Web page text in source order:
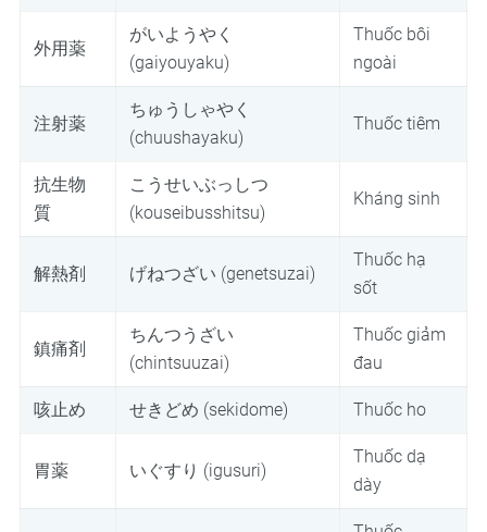
外用薬
がいようやく
(gaiyouyaku)
Thuốc bôi
ngoài
注射薬
ちゅうしゃやく
(chuushayaku)
Thuốc tiêm
抗生物
質
こうせいぶっしつ
(kouseibusshitsu)
Kháng sinh
解熱剤 げねつざい (genetsuzai)
Thuốc hạ
sốt
鎮痛剤
ちんつうざい
(chintsuuzai)
Thuốc giảm
đau
咳止め せきどめ (sekidome) Thuốc ho
胃薬 いぐすり (igusuri)
Thuốc dạ
dày